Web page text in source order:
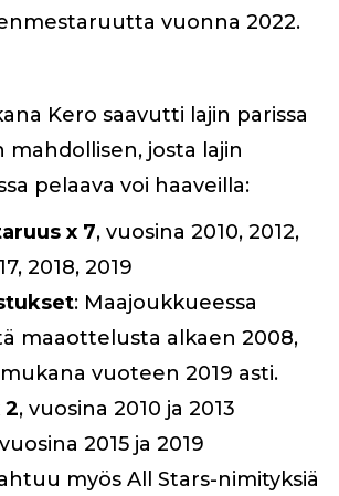
vuonna 2022.
Kero saavutti lajin parissa
mahdollisen, josta lajin
pelaava voi haaveilla:
x 7, vuosina 2010, 2012,
2018, 2019
: Maajoukkueessa
maaottelusta alkaen 2008,
vuoteen 2019 asti.
2, vuosina 2010 ja 2013
2015 ja 2019
myös All Stars-nimityksiä